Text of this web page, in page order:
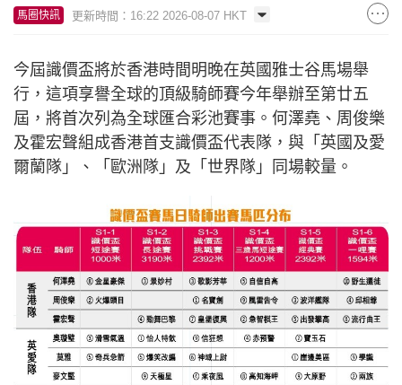
馬圈快訊 更新時間：16:22 2026-08-07 HKT
今屆識價盃將於香港時間明晚在英國雅士谷馬場舉
行，這項享譽全球的頂級騎師賽今年舉辦至第廿五
屆，將首次列為全球匯合彩池賽事。何澤堯、周俊樂
及霍宏聲組成香港首支識價盃代表隊，與「英國及愛
爾蘭隊」、「歐洲隊」及「世界隊」同場較量。